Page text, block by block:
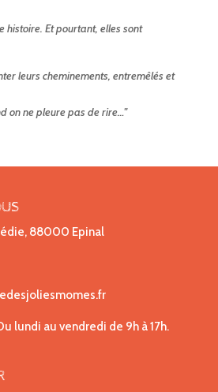
histoire. Et pourtant, elles sont
leurs cheminements, entremêlés et
on ne pleure pas de rire…"
88000 Epinal
lundi au vendredi de 9h à 17h.